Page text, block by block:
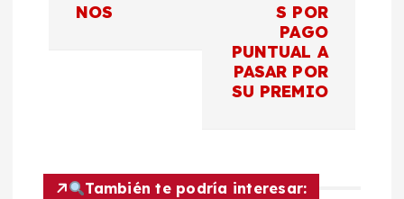
n
NOS
S POR
PAGO
PUNTUAL A
PASAR POR
SU PREMIO
También te podría interesar: